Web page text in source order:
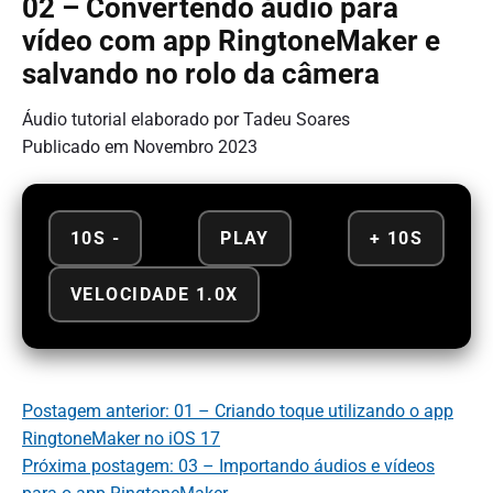
02 – Convertendo áudio para
vídeo com app RingtoneMaker e
salvando no rolo da câmera
Áudio tutorial elaborado por Tadeu Soares
Publicado em Novembro 2023
10S - PLAY + 10S
VELOCIDADE 1.0X
Postagem anterior: 01 – Criando toque utilizando o app
RingtoneMaker no iOS 17
Próxima postagem: 03 – Importando áudios e vídeos